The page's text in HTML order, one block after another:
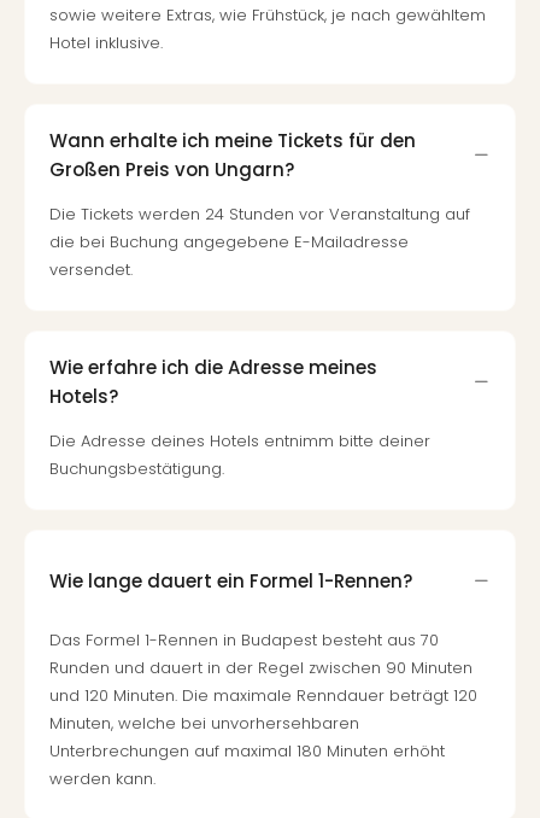
sowie weitere Extras, wie Frühstück, je nach gewähltem
Hotel inklusive.
Wann erhalte ich meine Tickets für den
Großen Preis von Ungarn?
Die Tickets werden 24 Stunden vor Veranstaltung auf
die bei Buchung angegebene E-Mailadresse
versendet.
Wie erfahre ich die Adresse meines
Hotels?
Die Adresse deines Hotels entnimm bitte deiner
Buchungsbestätigung.
Wie lange dauert ein Formel 1-Rennen?
Das Formel 1-Rennen in Budapest besteht aus 70
Runden und dauert in der Regel zwischen 90 Minuten
und 120 Minuten. Die maximale Renndauer beträgt 120
Minuten, welche bei unvorhersehbaren
Unterbrechungen auf maximal 180 Minuten erhöht
werden kann.